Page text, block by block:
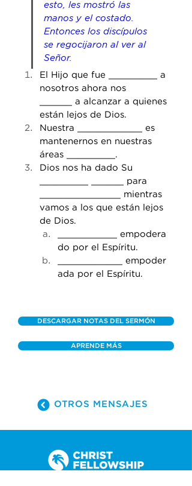
esto, les mostró las
manos y el costado.
Entonces los discípulos
se regocijaron al ver al
Señor.
El Hijo que fue _________ a
nosotros ahora nos
______ a alcanzar a quienes
están lejos de Dios.
Nuestra ____________ es
mantenernos en nuestras
áreas _________.
Dios nos ha dado Su
_________ ______ para
_______________ mientras
vamos a los que están lejos
de Dios.
___________ empodera
do por el Espíritu.
____________ empoder
ada por el Espíritu.
DESCARGAR NOTAS DEL SERMÓN
APRENDE MÁS
OTROS MENSAJES